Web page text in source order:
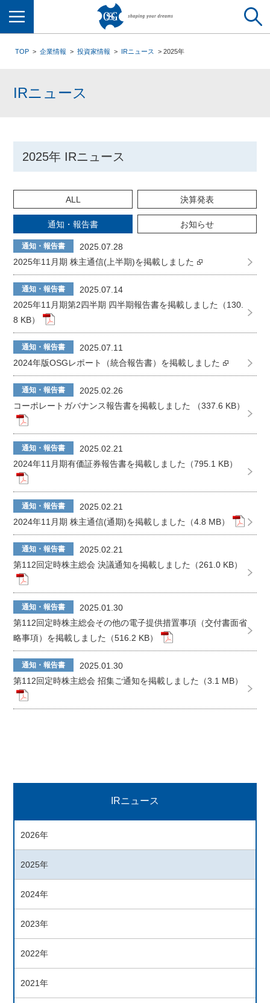
TOP 企業情報 投資家情報 IRニュース 2025年
IRニュース
2025年 IRニュース
ALL 決算発表
通知・報告書 お知らせ
通知・報告書
2025.07.28
2025年11月期 株主通信(上半期)を掲載しました
通知・報告書
2025.07.14
2025年11月期第2四半期 四半期報告書を掲載しました（130.
8 KB）
通知・報告書
2025.07.11
2024年版OSGレポート（統合報告書）を掲載しました
通知・報告書
2025.02.26
コーポレートガバナンス報告書を掲載しました （337.6 KB）
通知・報告書
2025.02.21
2024年11月期有価証券報告書を掲載しました（795.1 KB）
通知・報告書
2025.02.21
2024年11月期 株主通信(通期)を掲載しました（4.8 MB）
通知・報告書
2025.02.21
第112回定時株主総会 決議通知を掲載しました（261.0 KB）
通知・報告書
2025.01.30
第112回定時株主総会その他の電子提供措置事項（交付書面省
略事項）を掲載しました（516.2 KB）
通知・報告書
2025.01.30
第112回定時株主総会 招集ご通知を掲載しました（3.1 MB）
IRニュース
2026年
2025年
2024年
2023年
2022年
2021年